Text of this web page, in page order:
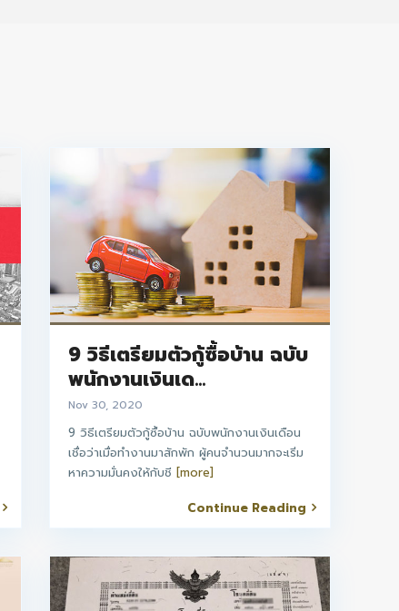
9 วิธีเตรียมตัวกู้ซื้อบ้าน ฉบับ
พนักงานเงินเด...
Nov 30, 2020
9 วิธีเตรียมตัวกู้ซื้อบ้าน ฉบับพนักงานเงินเดือน
เชื่อว่าเมื่อทำงานมาสักพัก ผู้คนจำนวนมากจะเริ่ม
หาความมั่นคงให้กับชี [more]
Continue Reading